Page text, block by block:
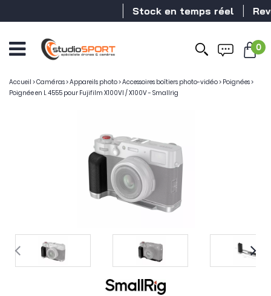
Stock en temps réel
0
Accueil >Caméras>Appareils photo>Accessoires boîtiers photo-vidéo> Poignées>
Poignée en L 4555 pour Fujifilm X100VI / X100V - Smallrig